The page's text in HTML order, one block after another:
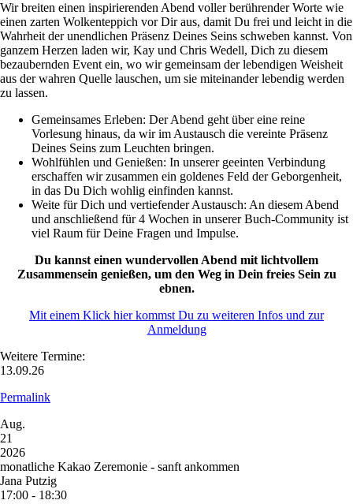
Wir breiten einen inspirierenden Abend voller berührender Worte wie
einen zarten Wolkenteppich vor Dir aus, damit Du frei und leicht in die
Wahrheit der unendlichen Präsenz Deines Seins schweben kannst. Von
ganzem Herzen laden wir, Kay und Chris Wedell, Dich zu diesem
bezaubernden Event ein, wo wir gemeinsam der lebendigen Weisheit
aus der wahren Quelle lauschen, um sie miteinander lebendig werden
zu lassen.
Gemeinsames Erleben: Der Abend geht über eine reine
Vorlesung hinaus, da wir im Austausch die vereinte Präsenz
Deines Seins zum Leuchten bringen.
Wohlfühlen und Genießen: In unserer geeinten Verbindung
erschaffen wir zusammen ein goldenes Feld der Geborgenheit,
in das Du Dich wohlig einfinden kannst.
Weite für Dich und vertiefender Austausch: An diesem Abend
und anschließend für 4 Wochen in unserer Buch-Community ist
viel Raum für Deine Fragen und Impulse.
Du kannst einen wundervollen Abend mit lichtvollem
Zusammensein genießen, um den Weg in Dein freies Sein zu
ebnen.
Mit einem Klick hier kommst Du zu weiteren Infos und zur
Anmeldung
Weitere Termine:
13.09.26
Permalink
Aug.
21
2026
monatliche Kakao Zeremonie - sanft ankommen
Jana Putzig
17:00 - 18:30